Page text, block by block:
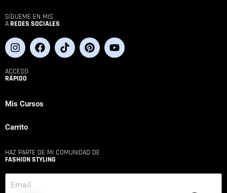
SÍGUEME EN MIS
AREDES SOCIALES
ACCESO
RÁPIDO
Mis Cursos
Carrito
HAZ PARTE DE MI COMUNIDAD DE
FASHION STYLING